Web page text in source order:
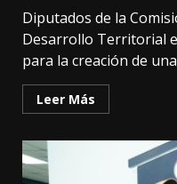
Diputados de la
Desarrollo Territorial
para la creación de
Leer Más